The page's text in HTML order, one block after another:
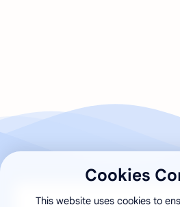
Cookies
This website uses cookies to